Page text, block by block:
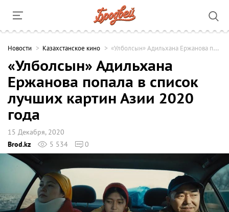
Новости Казахстанское кино «Улболсын» Адильхана Ержанова попала в список лучших картин Азии 2020 года
«Улболсын» Адильхана
Ержанова попала в список
лучших картин Азии 2020
года
15 Декабря, 2020
Brod.kz
5 534 0